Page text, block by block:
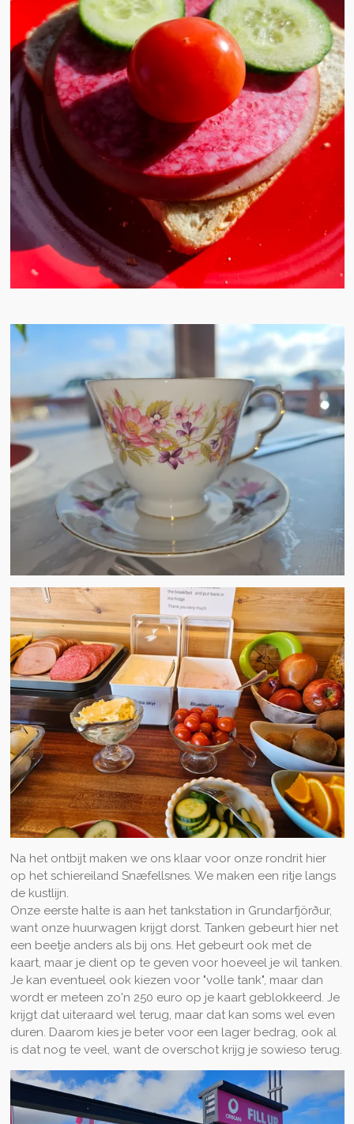
Na het ontbijt maken we ons klaar voor onze rondrit hier
op het schiereiland Snæfellsnes. We maken een ritje langs
de kustlijn.
Onze eerste halte is aan het tankstation in Grundarfjörður,
want onze huurwagen krijgt dorst. Tanken gebeurt hier net
een beetje anders als bij ons. Het gebeurt ook met de
kaart, maar je dient op te geven voor hoeveel je wil tanken.
Je kan eventueel ook kiezen voor "volle tank", maar dan
wordt er meteen zo'n 250 euro op je kaart geblokkeerd. Je
krijgt dat uiteraard wel terug, maar dat kan soms wel even
duren. Daarom kies je beter voor een lager bedrag, ook al
is dat nog te veel, want de overschot krijg je sowieso terug.